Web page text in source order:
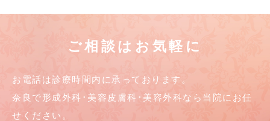
ご相談はお気軽に
お電話は診療時間内に承っております。
奈良で形成外科･美容皮膚科･美容外科なら当院にお任
せください。